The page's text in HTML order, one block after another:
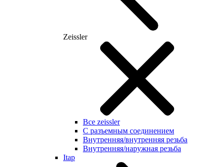
Zeissler
Все zeissler
С разъемным соединением
Внутренняя/внутренняя резьба
Внутренняя/наружная резьба
Itap